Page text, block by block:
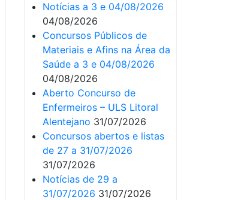
Notícias a 3 e 04/08/2026
04/08/2026
Concursos Públicos de
Materiais e Afins na Área da
Saúde a 3 e 04/08/2026
04/08/2026
Aberto Concurso de
Enfermeiros – ULS Litoral
Alentejano 31/07/2026
Concursos abertos e listas
de 27 a 31/07/2026
31/07/2026
Notícias de 29 a
31/07/2026 31/07/2026